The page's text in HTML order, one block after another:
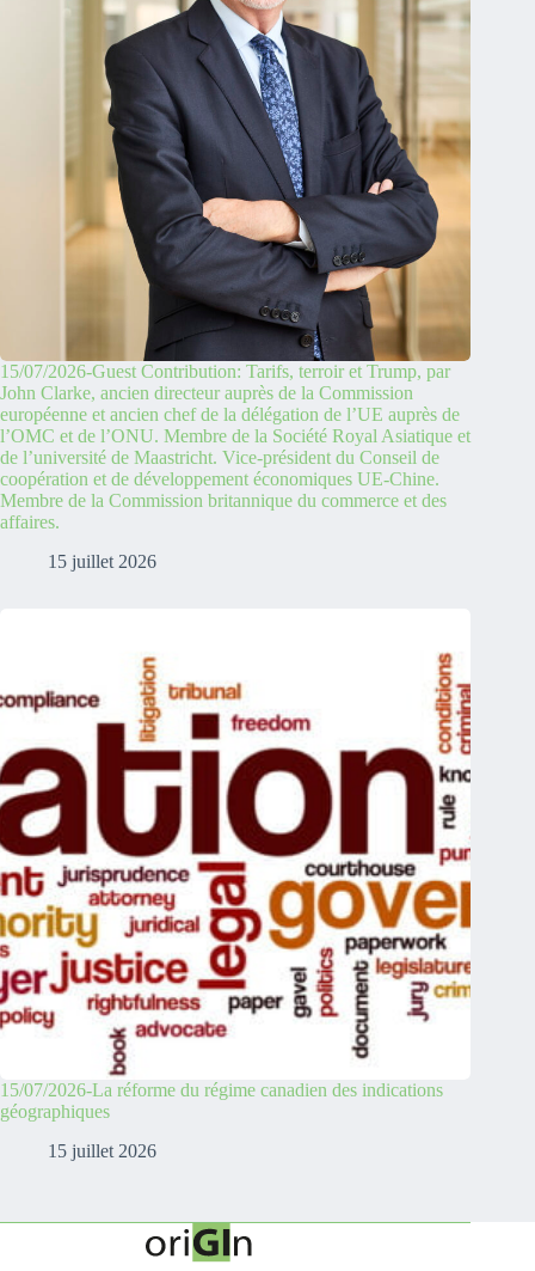
15/07/2026-Guest Contribution: Tarifs, terroir et Trump, par
John Clarke, ancien directeur auprès de la Commission
européenne et ancien chef de la délégation de l’UE auprès de
l’OMC et de l’ONU. Membre de la Société Royal Asiatique et
de l’université de Maastricht. Vice-président du Conseil de
coopération et de développement économiques UE-Chine.
Membre de la Commission britannique du commerce et des
affaires.
15 juillet 2026
15/07/2026-La réforme du régime canadien des indications
géographiques
15 juillet 2026